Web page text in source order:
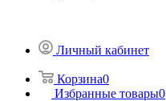
Личный кабинет
Корзина0
Избранные товары0